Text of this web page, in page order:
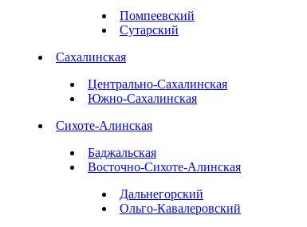
Помпеевский
Сутарский
Сахалинская
Центрально-Сахалинская
Южно-Сахалинская
Сихоте-Алинская
Баджальская
Восточно-Сихоте-Алинская
Дальнегорский
Ольго-Кавалеровский